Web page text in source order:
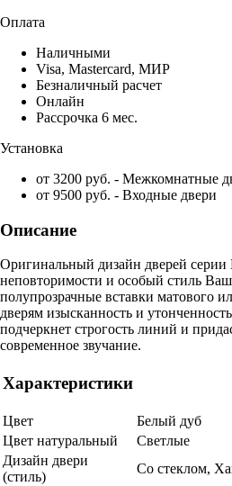
Оплата
Наличными
Visa, Mastercard, МИР
Безналичный расчет
Онлайн
Рассрочка 6 мес.
Установка
от 3200 руб. - Межкомнатные
от 9500 руб. - Входные двери
Описание
Оригинальный дизайн дверей серии
неповторимости и особый стиль
полупрозрачные вставки матового
дверям изысканность и
подчеркнет строгость линий и
современное звучание.
Характеристики
Цвет
Белый дуб
Цвет натуральный
Светлые
Дизайн двери
(стиль)
Со стеклом,